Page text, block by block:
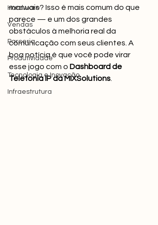
Hardware
Vendas
Parceria
Produtividade
Tecnologia e Inovação
Infraestrutura
manuais? Isso é mais comum do que
parece — e um dos grandes
obstáculos à melhoria real da
comunicação com seus clientes. A
boa notícia é que você pode virar
esse jogo com o Dashboard de
Telefonia IP da MIXSolutions